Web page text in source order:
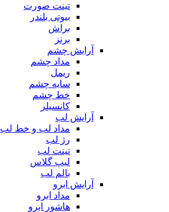
تینت صورت
بیوتی بلندر
براش
برنز
آرایش چشم
مداد چشم
ریمل
سایه چشم
خط چشم
کانسیلر
آرایش لب
مداد لب و خط لب
رژ لب
تینت لب
لیپ گلاس
بالم لب
آرایش ابرو
مداد ابرو
هاشور ابرو